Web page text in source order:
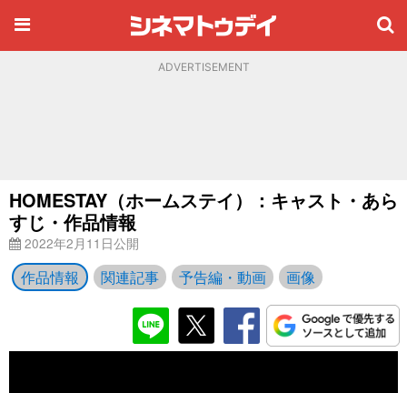
ADVERTISEMENT
HOMESTAY（ホームステイ）：キャスト・あら
すじ・作品情報
2022年2月11日公開
作品情報 関連記事 予告編・動画 画像